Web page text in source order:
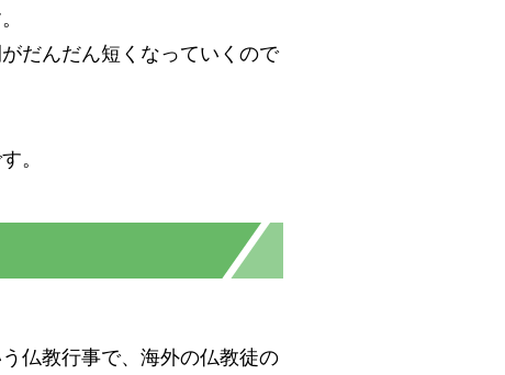
だんだん短くなっていくので
。
仏教行事で、海外の仏教徒の